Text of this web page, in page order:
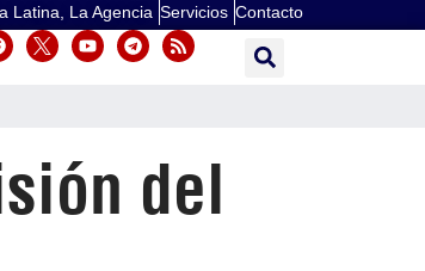
Latina, La Agencia Servicios Contacto
del